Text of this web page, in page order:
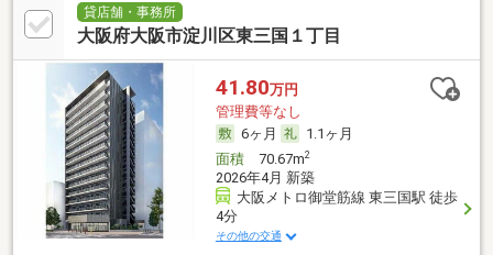
貸店舗・事務所
大阪府大阪市淀川区東三国１丁目
41.80万円
管理費等なし
6ヶ月
1.1ヶ月
面積70.67m2
2026年4月 新築
大阪メトロ御堂筋線 東三国駅 徒歩
4分
その他の交通